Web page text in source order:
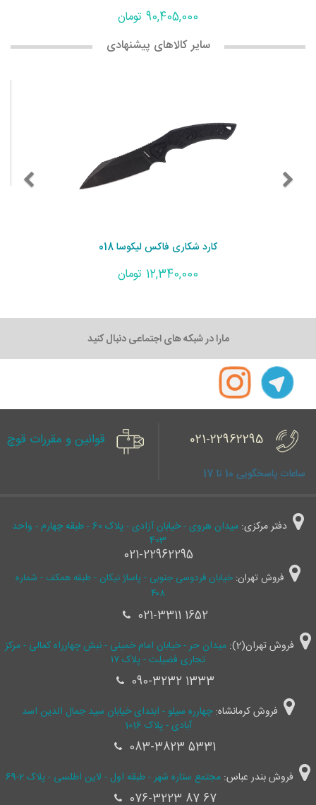
90,405,000 تومان
سایر کالاهای پیشنهادی
کارد شکاری فاکس لیکوسا 018
12,340,000 تومان
مارا در شبکه های اجتماعی دنبال کنید
021-22962295
ساعات پاسخگویی 10 تا 17
قوانین و مقررات قوچ
دفتر مرکزی:
میدان هروی - خیابان آزادی - پلاک 60 - طبقه چهارم - واحد
403
021-22962295
فروش تهران: خیابان فردوسی جنوبی - پاساژ نیکان - طبقه همکف - شماره
۴۰۸
021-3311 1652
فروش تهران(2):
میدان حر - خیابان امام خمینی - نبش چهارراه کمالی - مرکز
تجاری فضیلت - پلاک ۱۷
090-3232 1333
فروش کرمانشاه:چهارره سیلو - ابتدای خیابان سید جمال ‌الدین اسد
آبادی - پلاک 1016
083-3823 5331
فروش بندر عباس: مجتمع ستاره شهر - طبقه اول - لاین اطلسی - پلاک 2-69
076-3223 87 67